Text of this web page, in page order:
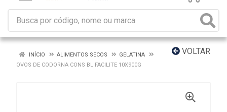
VOLTAR
INÍCIO ALIMENTOS SECOS
GELATINA
OVOS DE CODORNA CONS BL FACILITE 10X900G